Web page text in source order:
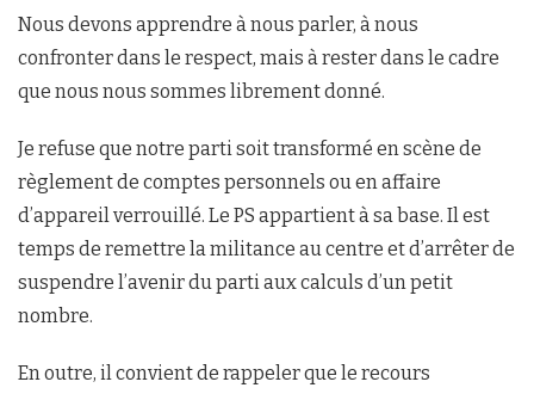
Nous devons apprendre à nous parler, à nous
confronter dans le respect, mais à rester dans le cadre
que nous nous sommes librement donné.
Je refuse que notre parti soit transformé en scène de
règlement de comptes personnels ou en affaire
d’appareil verrouillé. Le PS appartient à sa base. Il est
temps de remettre la militance au centre et d’arrêter de
suspendre l’avenir du parti aux calculs d’un petit
nombre.
En outre, il convient de rappeler que le recours